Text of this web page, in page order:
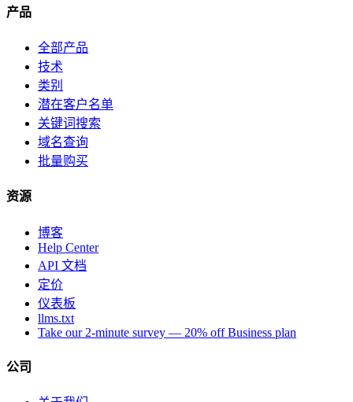
产品
全部产品
技术
类别
潜在客户名单
关键词搜索
域名查询
批量购买
资源
博客
Help Center
API 文档
定价
仪表板
llms.txt
Take our 2-minute survey — 20% off Business plan
公司